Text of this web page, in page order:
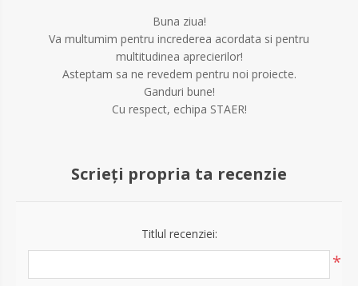
Buna ziua!
Va multumim pentru increderea acordata si pentru
multitudinea aprecierilor!
Asteptam sa ne revedem pentru noi proiecte.
Ganduri bune!
Cu respect, echipa STAER!
Scrieți propria ta recenzie
Titlul recenziei:
*